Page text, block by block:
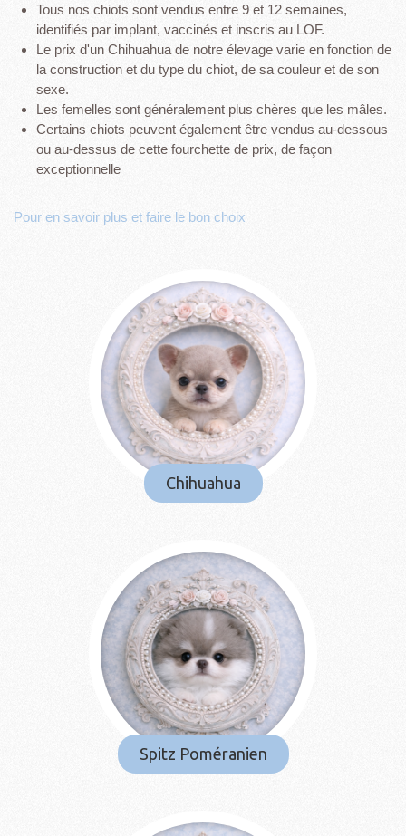
Tous nos chiots sont vendus entre 9 et 12 semaines,
identifiés par implant, vaccinés et inscris au LOF.
Le prix d'un Chihuahua de notre élevage varie en fonction de
la construction et du type du chiot, de sa couleur et de son
sexe.
Les femelles sont généralement plus chères que les mâles.
Certains chiots peuvent également être vendus au-dessous
ou au-dessus de cette fourchette de prix, de façon
exceptionnelle
Pour en savoir plus et faire le bon choix
Chihuahua
Spitz Poméranien